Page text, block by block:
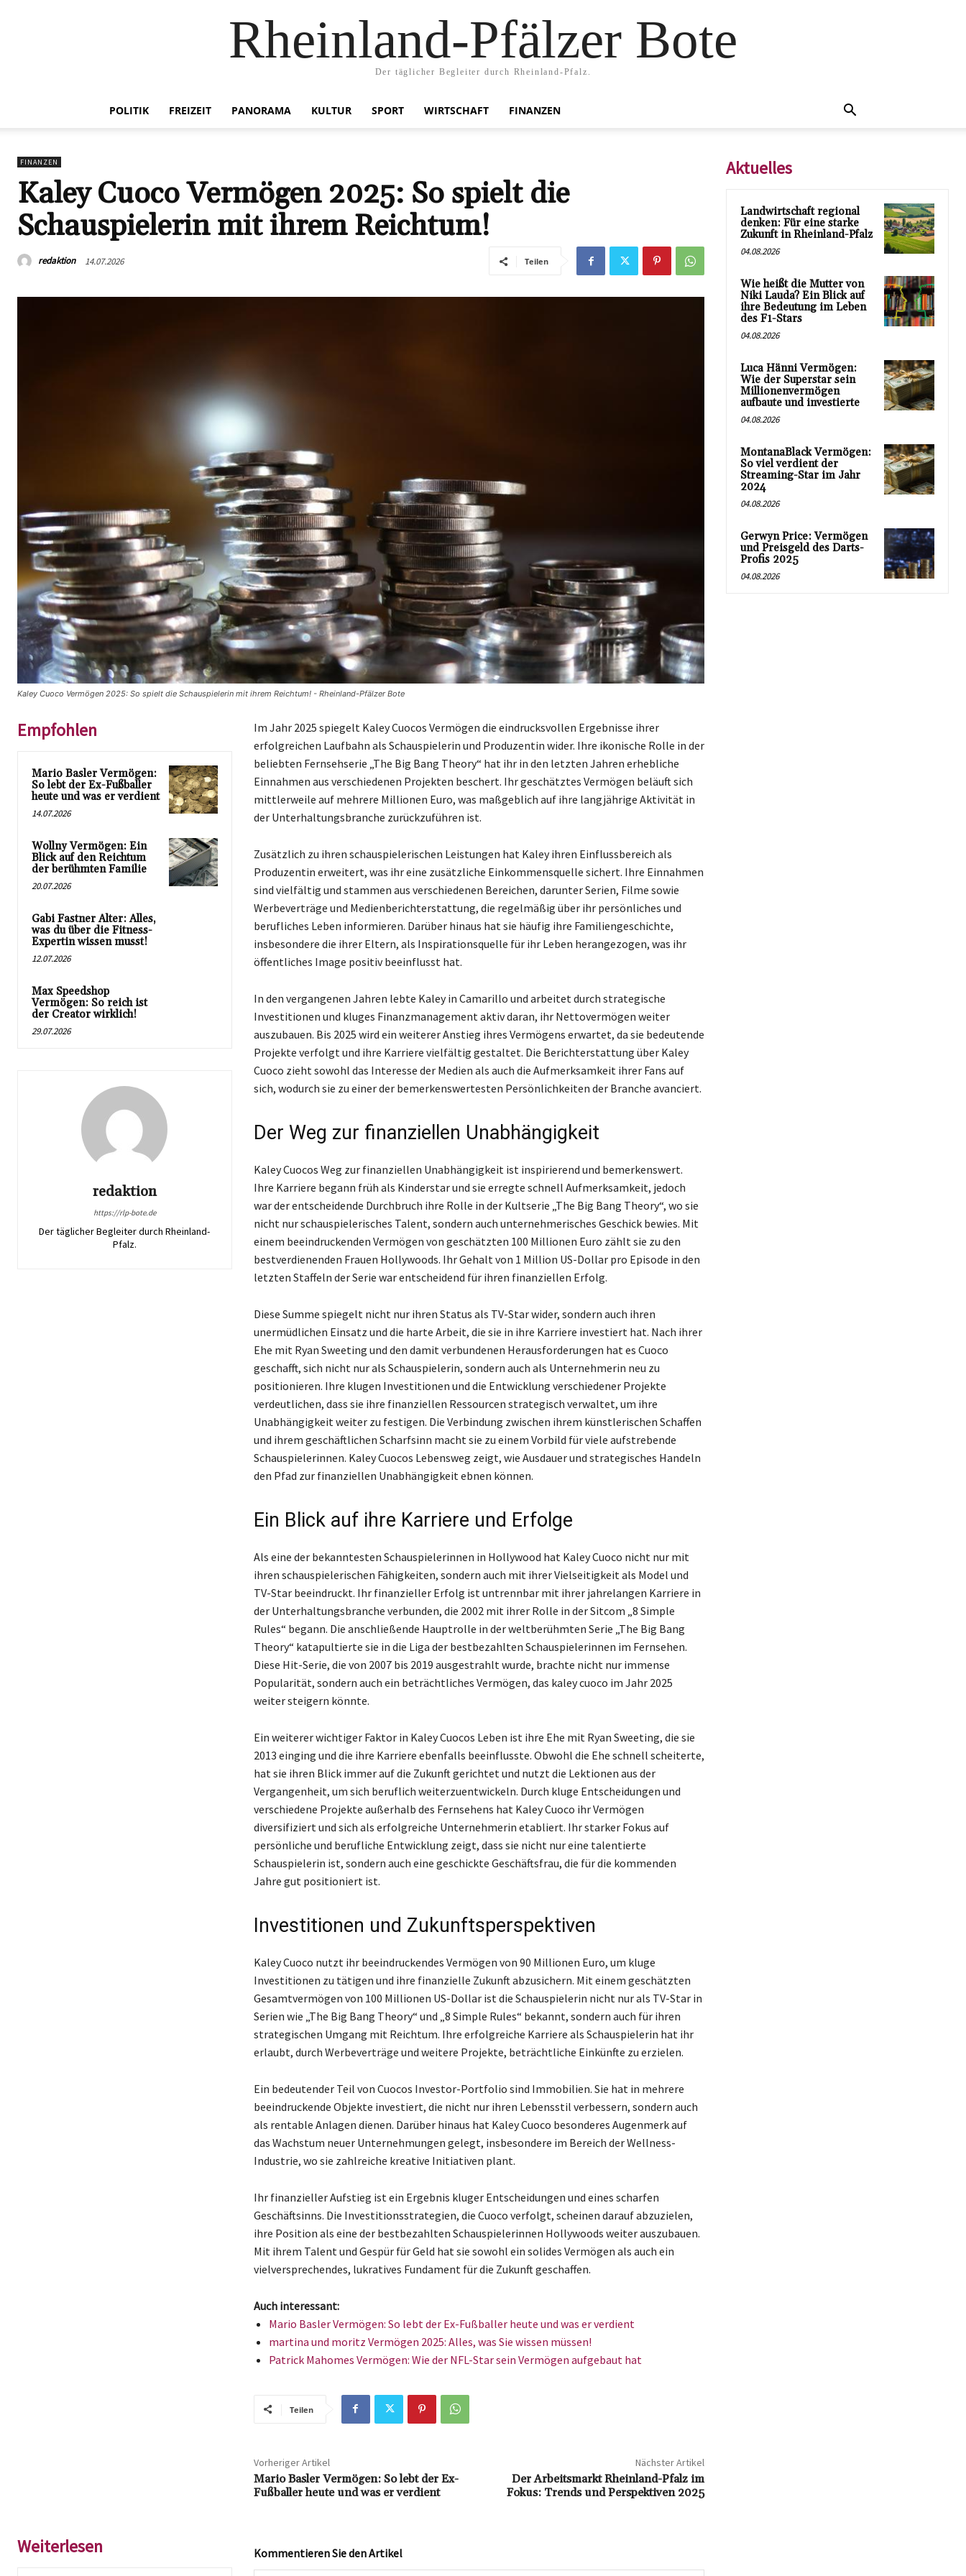
Rheinland-Pfälzer Bote
Der täglicher Begleiter durch Rheinland-Pfalz.
POLITIK FREIZEIT PANORAMA KULTUR SPORT WIRTSCHAFT FINANZEN
FINANZEN
Kaley Cuoco Vermögen 2025: So spielt die
Schauspielerin mit ihrem Reichtum!
redaktion 14.07.2026 Teilen
Kaley Cuoco Vermögen 2025: So spielt die Schauspielerin mit ihrem Reichtum! - Rheinland-Pfälzer Bote
Empfohlen
Mario Basler Vermögen:
So lebt der Ex-Fußballer
heute und was er verdient
14.07.2026
Wollny Vermögen: Ein
Blick auf den Reichtum
der berühmten Familie
20.07.2026
Gabi Fastner Alter: Alles,
was du über die Fitness-
Expertin wissen musst!
12.07.2026
Max Speedshop
Vermögen: So reich ist
der Creator wirklich!
29.07.2026
redaktion
https://rlp-bote.de
Der täglicher Begleiter durch Rheinland-
Pfalz.
Im Jahr 2025 spiegelt Kaley Cuocos Vermögen die eindrucksvollen Ergebnisse ihrer
erfolgreichen Laufbahn als Schauspielerin und Produzentin wider. Ihre ikonische Rolle in der
beliebten Fernsehserie „The Big Bang Theory“ hat ihr in den letzten Jahren erhebliche
Einnahmen aus verschiedenen Projekten beschert. Ihr geschätztes Vermögen beläuft sich
mittlerweile auf mehrere Millionen Euro, was maßgeblich auf ihre langjährige Aktivität in
der Unterhaltungsbranche zurückzuführen ist.
Zusätzlich zu ihren schauspielerischen Leistungen hat Kaley ihren Einflussbereich als
Produzentin erweitert, was ihr eine zusätzliche Einkommensquelle sichert. Ihre Einnahmen
sind vielfältig und stammen aus verschiedenen Bereichen, darunter Serien, Filme sowie
Werbeverträge und Medienberichterstattung, die regelmäßig über ihr persönliches und
berufliches Leben informieren. Darüber hinaus hat sie häufig ihre Familiengeschichte,
insbesondere die ihrer Eltern, als Inspirationsquelle für ihr Leben herangezogen, was ihr
öffentliches Image positiv beeinflusst hat.
In den vergangenen Jahren lebte Kaley in Camarillo und arbeitet durch strategische
Investitionen und kluges Finanzmanagement aktiv daran, ihr Nettovermögen weiter
auszubauen. Bis 2025 wird ein weiterer Anstieg ihres Vermögens erwartet, da sie bedeutende
Projekte verfolgt und ihre Karriere vielfältig gestaltet. Die Berichterstattung über Kaley
Cuoco zieht sowohl das Interesse der Medien als auch die Aufmerksamkeit ihrer Fans auf
sich, wodurch sie zu einer der bemerkenswertesten Persönlichkeiten der Branche avanciert.
Der Weg zur finanziellen Unabhängigkeit
Kaley Cuocos Weg zur finanziellen Unabhängigkeit ist inspirierend und bemerkenswert.
Ihre Karriere begann früh als Kinderstar und sie erregte schnell Aufmerksamkeit, jedoch
war der entscheidende Durchbruch ihre Rolle in der Kultserie „The Big Bang Theory“, wo sie
nicht nur schauspielerisches Talent, sondern auch unternehmerisches Geschick bewies. Mit
einem beeindruckenden Vermögen von geschätzten 100 Millionen Euro zählt sie zu den
bestverdienenden Frauen Hollywoods. Ihr Gehalt von 1 Million US-Dollar pro Episode in den
letzten Staffeln der Serie war entscheidend für ihren finanziellen Erfolg.
Diese Summe spiegelt nicht nur ihren Status als TV-Star wider, sondern auch ihren
unermüdlichen Einsatz und die harte Arbeit, die sie in ihre Karriere investiert hat. Nach ihrer
Ehe mit Ryan Sweeting und den damit verbundenen Herausforderungen hat es Cuoco
geschafft, sich nicht nur als Schauspielerin, sondern auch als Unternehmerin neu zu
positionieren. Ihre klugen Investitionen und die Entwicklung verschiedener Projekte
verdeutlichen, dass sie ihre finanziellen Ressourcen strategisch verwaltet, um ihre
Unabhängigkeit weiter zu festigen. Die Verbindung zwischen ihrem künstlerischen Schaffen
und ihrem geschäftlichen Scharfsinn macht sie zu einem Vorbild für viele aufstrebende
Schauspielerinnen. Kaley Cuocos Lebensweg zeigt, wie Ausdauer und strategisches Handeln
den Pfad zur finanziellen Unabhängigkeit ebnen können.
Ein Blick auf ihre Karriere und Erfolge
Als eine der bekanntesten Schauspielerinnen in Hollywood hat Kaley Cuoco nicht nur mit
ihren schauspielerischen Fähigkeiten, sondern auch mit ihrer Vielseitigkeit als Model und
TV-Star beeindruckt. Ihr finanzieller Erfolg ist untrennbar mit ihrer jahrelangen Karriere in
der Unterhaltungsbranche verbunden, die 2002 mit ihrer Rolle in der Sitcom „8 Simple
Rules“ begann. Die anschließende Hauptrolle in der weltberühmten Serie „The Big Bang
Theory“ katapultierte sie in die Liga der bestbezahlten Schauspielerinnen im Fernsehen.
Diese Hit-Serie, die von 2007 bis 2019 ausgestrahlt wurde, brachte nicht nur immense
Popularität, sondern auch ein beträchtliches Vermögen, das kaley cuoco im Jahr 2025
weiter steigern könnte.
Ein weiterer wichtiger Faktor in Kaley Cuocos Leben ist ihre Ehe mit Ryan Sweeting, die sie
2013 einging und die ihre Karriere ebenfalls beeinflusste. Obwohl die Ehe schnell scheiterte,
hat sie ihren Blick immer auf die Zukunft gerichtet und nutzt die Lektionen aus der
Vergangenheit, um sich beruflich weiterzuentwickeln. Durch kluge Entscheidungen und
verschiedene Projekte außerhalb des Fernsehens hat Kaley Cuoco ihr Vermögen
diversifiziert und sich als erfolgreiche Unternehmerin etabliert. Ihr starker Fokus auf
persönliche und berufliche Entwicklung zeigt, dass sie nicht nur eine talentierte
Schauspielerin ist, sondern auch eine geschickte Geschäftsfrau, die für die kommenden
Jahre gut positioniert ist.
Investitionen und Zukunftsperspektiven
Kaley Cuoco nutzt ihr beeindruckendes Vermögen von 90 Millionen Euro, um kluge
Investitionen zu tätigen und ihre finanzielle Zukunft abzusichern. Mit einem geschätzten
Gesamtvermögen von 100 Millionen US-Dollar ist die Schauspielerin nicht nur als TV-Star in
Serien wie „The Big Bang Theory“ und „8 Simple Rules“ bekannt, sondern auch für ihren
strategischen Umgang mit Reichtum. Ihre erfolgreiche Karriere als Schauspielerin hat ihr
erlaubt, durch Werbeverträge und weitere Projekte, beträchtliche Einkünfte zu erzielen.
Ein bedeutender Teil von Cuocos Investor-Portfolio sind Immobilien. Sie hat in mehrere
beeindruckende Objekte investiert, die nicht nur ihren Lebensstil verbessern, sondern auch
als rentable Anlagen dienen. Darüber hinaus hat Kaley Cuoco besonderes Augenmerk auf
das Wachstum neuer Unternehmungen gelegt, insbesondere im Bereich der Wellness-
Industrie, wo sie zahlreiche kreative Initiativen plant.
Ihr finanzieller Aufstieg ist ein Ergebnis kluger Entscheidungen und eines scharfen
Geschäftsinns. Die Investitionsstrategien, die Cuoco verfolgt, scheinen darauf abzuzielen,
ihre Position als eine der bestbezahlten Schauspielerinnen Hollywoods weiter auszubauen.
Mit ihrem Talent und Gespür für Geld hat sie sowohl ein solides Vermögen als auch ein
vielversprechendes, lukratives Fundament für die Zukunft geschaffen.
Auch interessant:
Mario Basler Vermögen: So lebt der Ex-Fußballer heute und was er verdient
martina und moritz Vermögen 2025: Alles, was Sie wissen müssen!
Patrick Mahomes Vermögen: Wie der NFL-Star sein Vermögen aufgebaut hat
Teilen
Vorheriger Artikel
Mario Basler Vermögen: So lebt der Ex-
Fußballer heute und was er verdient
Nächster Artikel
Der Arbeitsmarkt Rheinland-Pfalz im
Fokus: Trends und Perspektiven 2025
Weiterlesen Kommentieren Sie den Artikel
Aktuelles
Landwirtschaft regional
denken: Für eine starke
Zukunft in Rheinland-Pfalz
04.08.2026
Wie heißt die Mutter von
Niki Lauda? Ein Blick auf
ihre Bedeutung im Leben
des F1-Stars
04.08.2026
Luca Hänni Vermögen:
Wie der Superstar sein
Millionenvermögen
aufbaute und investierte
04.08.2026
MontanaBlack Vermögen:
So viel verdient der
Streaming-Star im Jahr
2024
04.08.2026
Gerwyn Price: Vermögen
und Preisgeld des Darts-
Profis 2025
04.08.2026